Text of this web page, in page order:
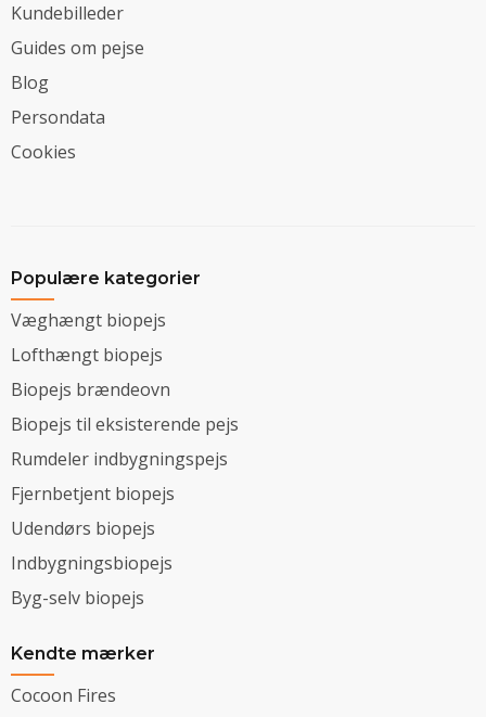
Kundebilleder
Guides om pejse
Blog
Persondata
Cookies
Populære kategorier
Væghængt biopejs
Lofthængt biopejs
Biopejs brændeovn
Biopejs til eksisterende pejs
Rumdeler indbygningspejs
Fjernbetjent biopejs
Udendørs biopejs
Indbygningsbiopejs
Byg-selv biopejs
Kendte mærker
Cocoon Fires